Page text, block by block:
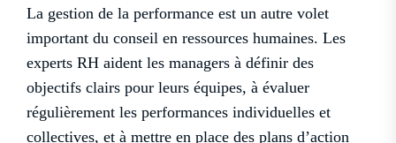
La gestion de la performance est un autre volet
important du conseil en ressources humaines. Les
experts RH aident les managers à définir des
objectifs clairs pour leurs équipes, à évaluer
régulièrement les performances individuelles et
collectives, et à mettre en place des plans d’action